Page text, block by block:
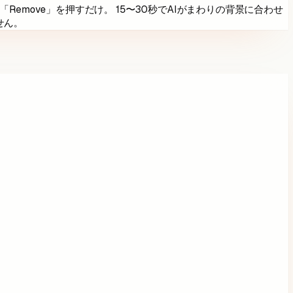
Remove」を押すだけ。 15〜30秒でAIがまわりの背景に合わせ
。